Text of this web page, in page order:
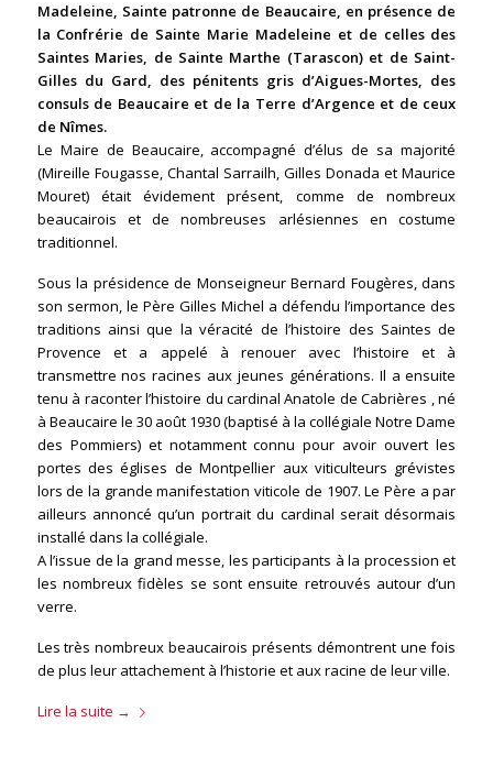
Madeleine, Sainte patronne de Beaucaire, en présence de
la Confrérie de Sainte Marie Madeleine et de celles des
Saintes Maries, de Sainte Marthe (Tarascon) et de Saint-
Gilles du Gard, des pénitents gris d’Aigues-Mortes, des
consuls de Beaucaire et de la Terre d’Argence et de ceux
de Nîmes.
Le Maire de Beaucaire, accompagné d’élus de sa majorité
(Mireille Fougasse, Chantal Sarrailh, Gilles Donada et Maurice
Mouret) était évidement présent, comme de nombreux
beaucairois et de nombreuses arlésiennes en costume
traditionnel.
Sous la présidence de Monseigneur Bernard Fougères, dans
son sermon, le Père Gilles Michel a défendu l’importance des
traditions ainsi que la véracité de l’histoire des Saintes de
Provence et a appelé à renouer avec l’histoire et à
transmettre nos racines aux jeunes générations. Il a ensuite
tenu à raconter l’histoire du cardinal Anatole de Cabrières , né
à Beaucaire le 30 août 1930 (baptisé à la collégiale Notre Dame
des Pommiers) et notamment connu pour avoir ouvert les
portes des églises de Montpellier aux viticulteurs grévistes
lors de la grande manifestation viticole de 1907. Le Père a par
ailleurs annoncé qu’un portrait du cardinal serait désormais
installé dans la collégiale.
A l’issue de la grand messe, les participants à la procession et
les nombreux fidèles se sont ensuite retrouvés autour d’un
verre.
Les très nombreux beaucairois présents démontrent une fois
de plus leur attachement à l’historie et aux racine de leur ville.
Lire la suite →